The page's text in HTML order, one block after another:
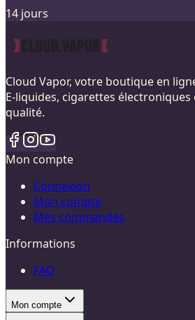
14 jours
Cloud Vapor, votre boutique en
E-liquides, cigarettes électroniques
qualité.
Mon compte
Connexion
Mon compte
Mes commandes
Informations
FAQ
Mon compte